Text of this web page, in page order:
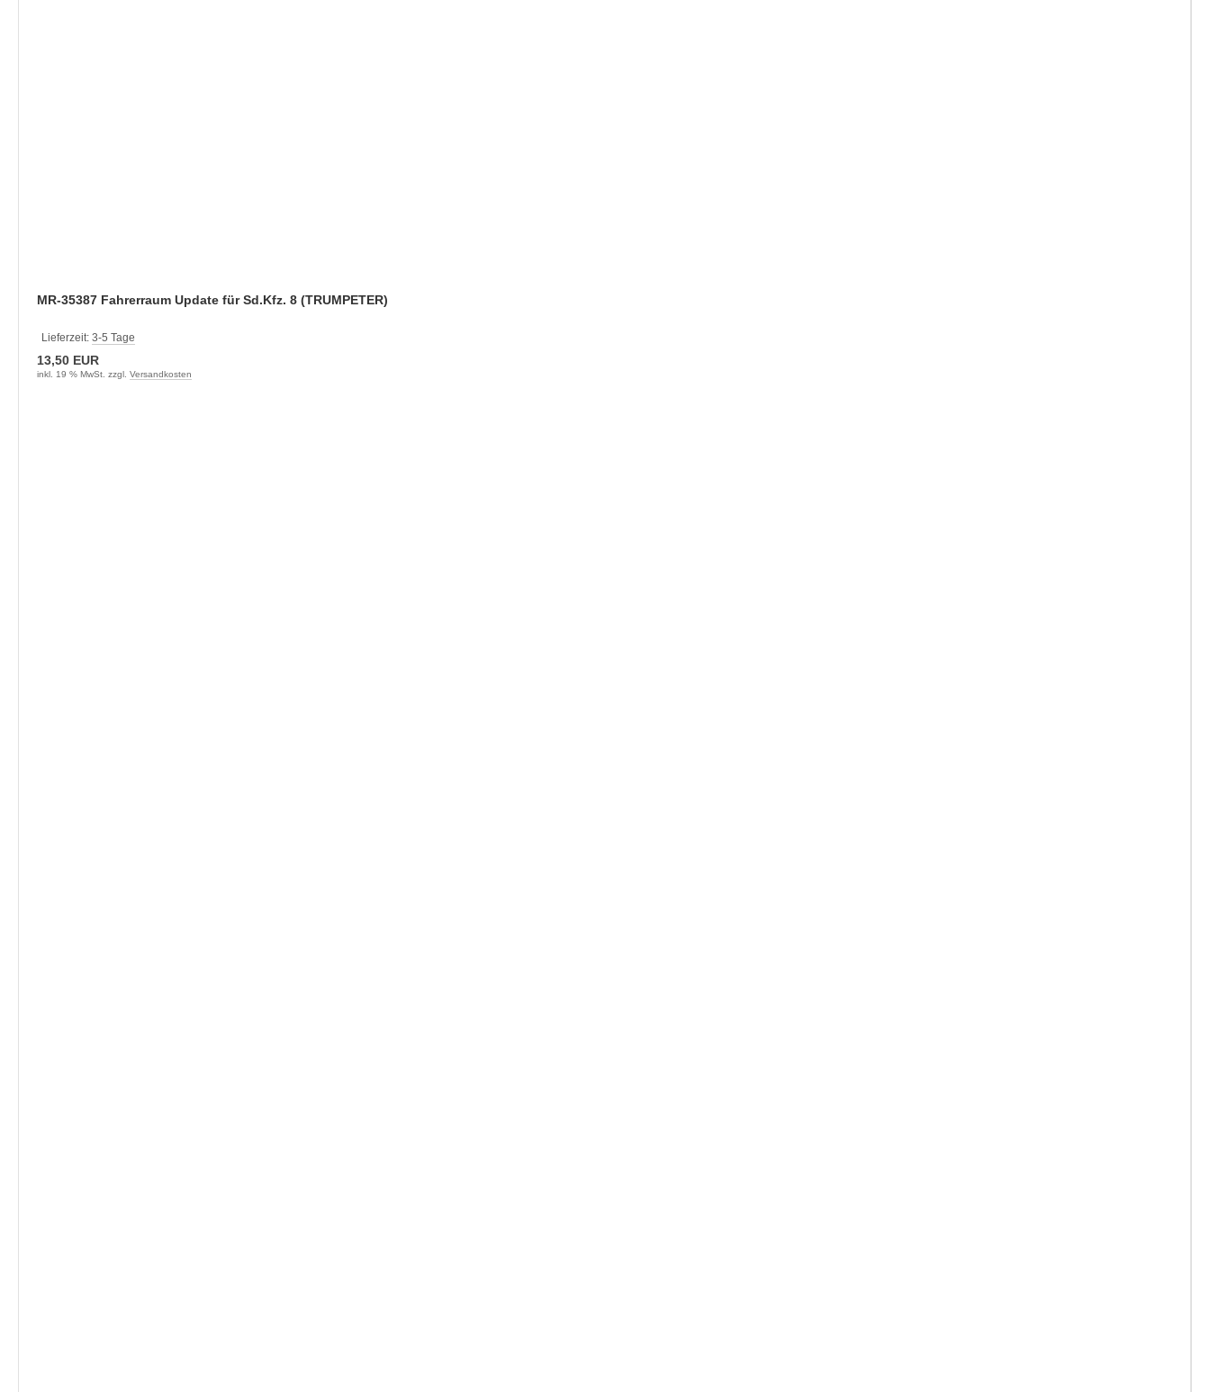
MR-35387 Fahrerraum Update für Sd.Kfz. 8 (TRUMPETER)
Lieferzeit: 3-5 Tage
13,50 EUR
inkl. 19 % MwSt. zzgl. Versandkosten